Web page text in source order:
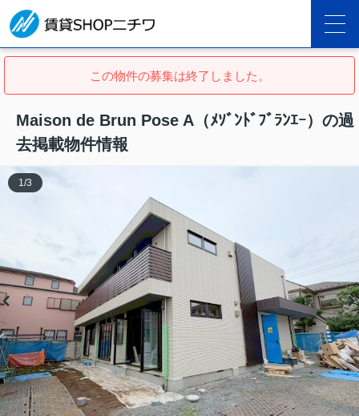
この物件の募集は終了しました。
Maison de Brun Pose A（ﾒｿﾞﾝﾄﾞﾌﾞﾗﾝｴｰ）の過
去掲載物件情報
1 /3